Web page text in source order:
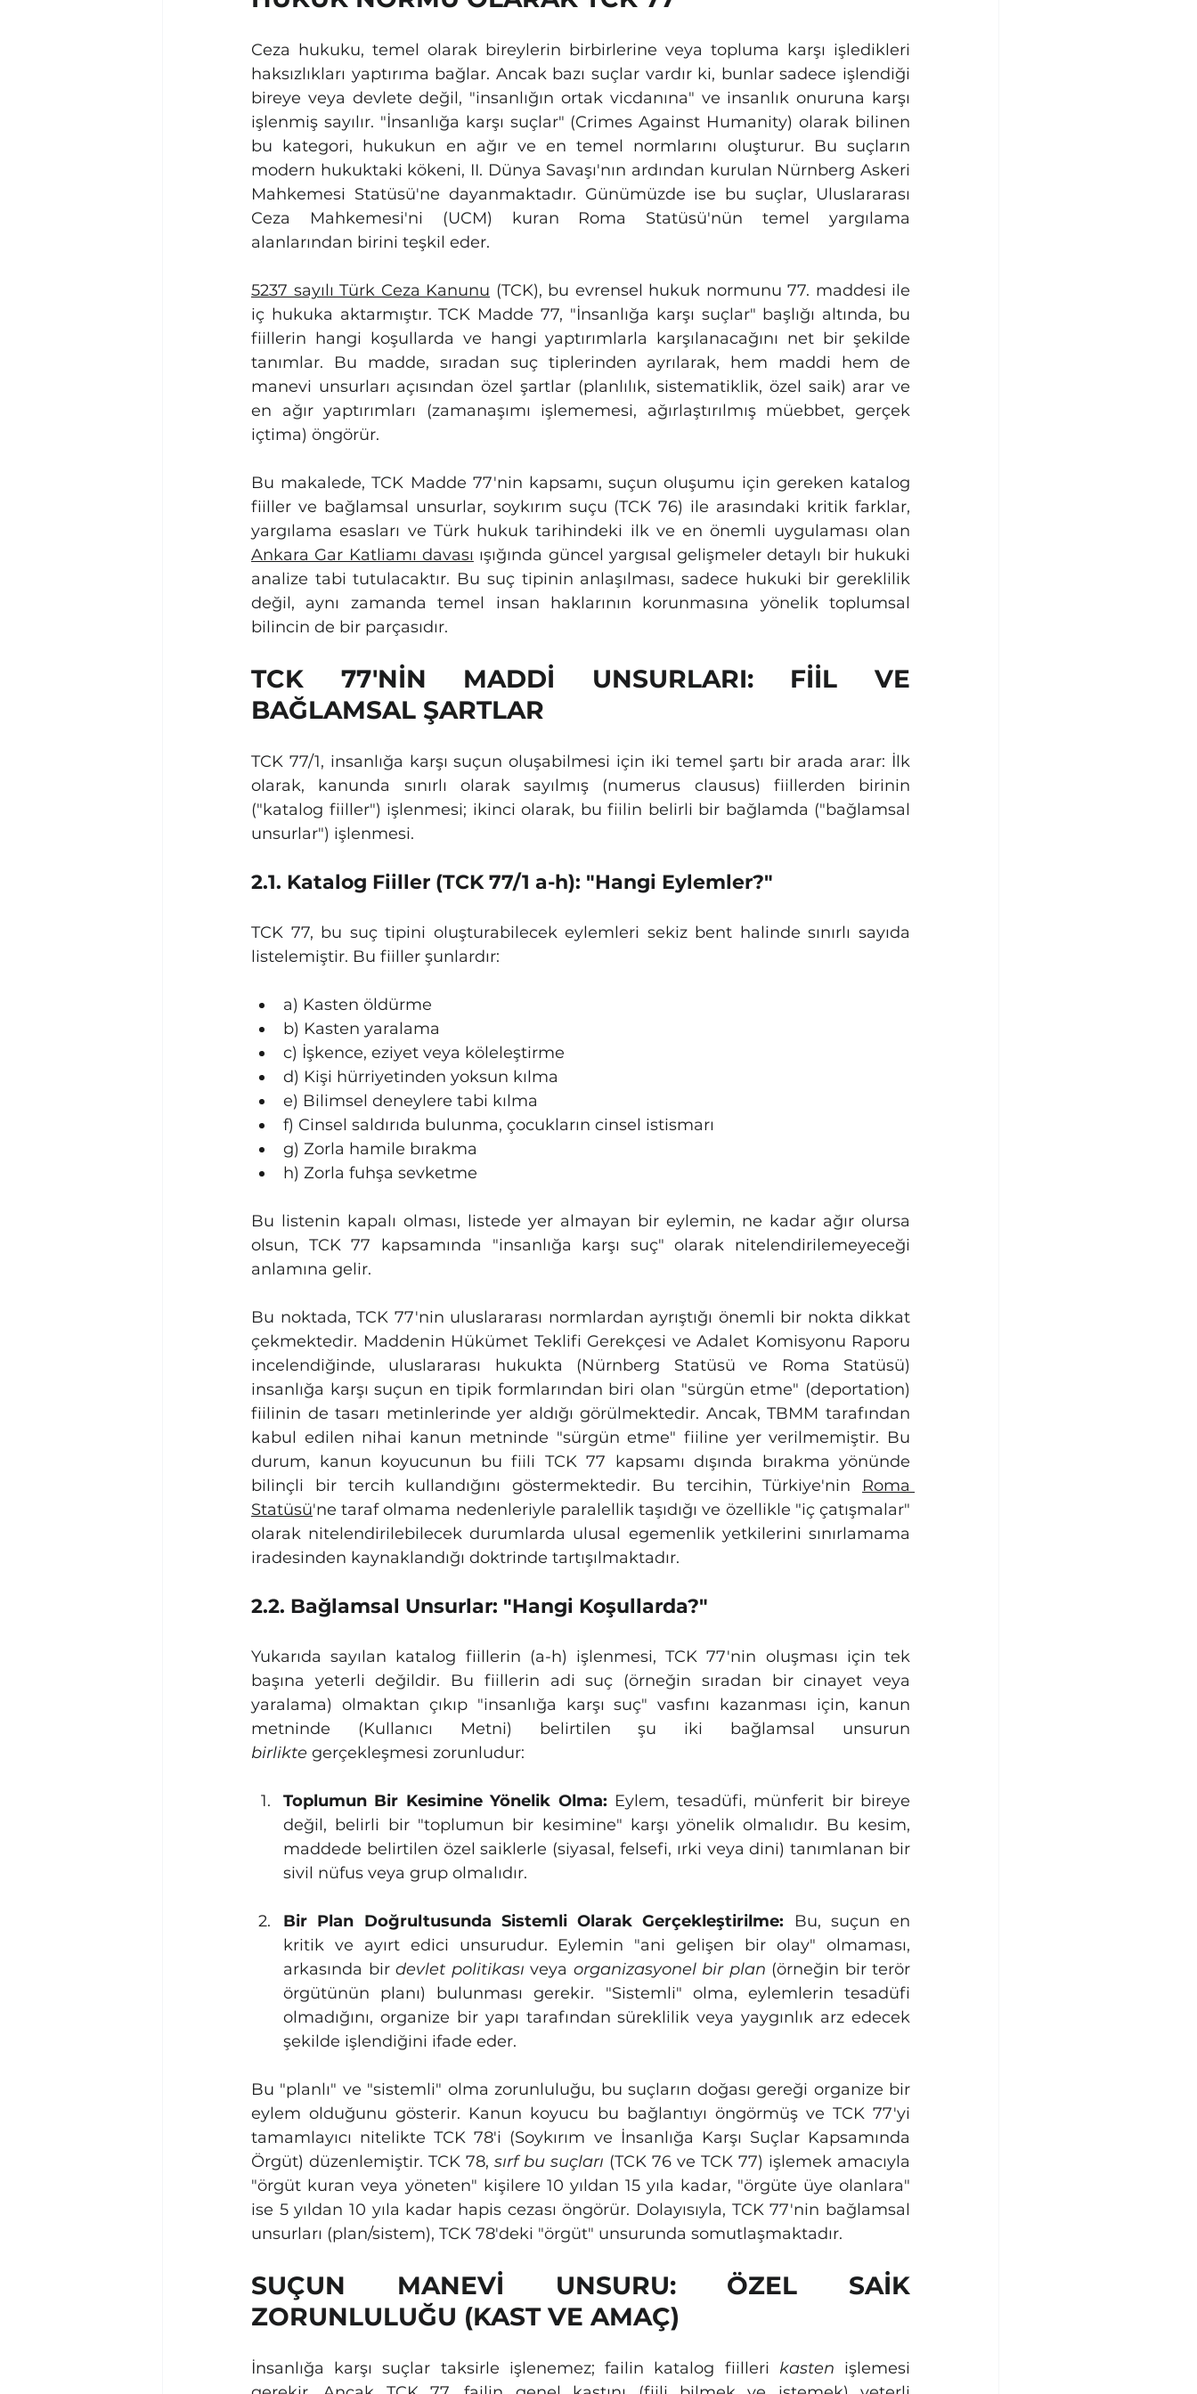
Ceza hukuku, temel olarak bireylerin birbirlerine veya topluma karşı işledikleri
haksızlıkları yaptırıma bağlar. Ancak bazı suçlar vardır ki, bunlar sadece işlendiği
bireye veya devlete değil, "insanlığın ortak vicdanına" ve insanlık onuruna karşı
işlenmiş sayılır. "İnsanlığa karşı suçlar" (Crimes Against Humanity) olarak bilinen
bu kategori, hukukun en ağır ve en temel normlarını oluşturur. Bu suçların
modern hukuktaki kökeni, II. Dünya Savaşı'nın ardından kurulan Nürnberg Askeri
Mahkemesi Statüsü'ne dayanmaktadır. Günümüzde ise bu suçlar, Uluslararası
Ceza Mahkemesi'ni (UCM) kuran Roma Statüsü'nün temel yargılama
alanlarından birini teşkil eder.
5237 sayılı Türk Ceza Kanunu (TCK), bu evrensel hukuk normunu 77. maddesi ile
iç hukuka aktarmıştır. TCK Madde 77, "İnsanlığa karşı suçlar" başlığı altında, bu
fiillerin hangi koşullarda ve hangi yaptırımlarla karşılanacağını net bir şekilde
tanımlar. Bu madde, sıradan suç tiplerinden ayrılarak, hem maddi hem de
manevi unsurları açısından özel şartlar (planlılık, sistematiklik, özel saik) arar ve
en ağır yaptırımları (zamanaşımı işlememesi, ağırlaştırılmış müebbet, gerçek
içtima) öngörür.
Bu makalede, TCK Madde 77'nin kapsamı, suçun oluşumu için gereken katalog
fiiller ve bağlamsal unsurlar, soykırım suçu (TCK 76) ile arasındaki kritik farklar,
Ankara Gar Katliamı davası ışığında güncel yargısal gelişmeler detaylı bir hukuki
analize tabi tutulacaktır. Bu suç tipinin anlaşılması, sadece hukuki bir gereklilik
değil, aynı zamanda temel insan haklarının korunmasına yönelik toplumsal
bilincin de bir parçasıdır.
TCK 77'NİN MADDİ UNSURLARI: FİİL VE
BAĞLAMSAL ŞARTLAR
TCK 77/1, insanlığa karşı suçun oluşabilmesi için iki temel şartı bir arada arar: İlk
olarak, kanunda sınırlı olarak sayılmış (numerus clausus) fiillerden birinin
("katalog fiiller") işlenmesi; ikinci olarak, bu fiilin belirli bir bağlamda ("bağlamsal
unsurlar") işlenmesi.
2.1. Katalog Fiiller (TCK 77/1 a-h): "Hangi Eylemler?"
TCK 77, bu suç tipini oluşturabilecek eylemleri sekiz bent halinde sınırlı sayıda
listelemiştir. Bu fiiller şunlardır:
a) Kasten öldürme
b) Kasten yaralama
c) İşkence, eziyet veya köleleştirme
d) Kişi hürriyetinden yoksun kılma
e) Bilimsel deneylere tabi kılma
f) Cinsel saldırıda bulunma, çocukların cinsel istismarı
g) Zorla hamile bırakma
h) Zorla fuhşa sevketme
Bu listenin kapalı olması, listede yer almayan bir eylemin, ne kadar ağır olursa
olsun, TCK 77 kapsamında "insanlığa karşı suç" olarak nitelendirilemeyeceği
anlamına gelir.
Bu noktada, TCK 77'nin uluslararası normlardan ayrıştığı önemli bir nokta dikkat
çekmektedir. Maddenin Hükümet Teklifi Gerekçesi ve Adalet Komisyonu Raporu
incelendiğinde, uluslararası hukukta (Nürnberg Statüsü ve Roma Statüsü)
insanlığa karşı suçun en tipik formlarından biri olan "sürgün etme" (deportation)
fiilinin de tasarı metinlerinde yer aldığı görülmektedir. Ancak, TBMM tarafından
kabul edilen nihai kanun metninde "sürgün etme" fiiline yer verilmemiştir. Bu
durum, kanun koyucunun bu fiili TCK 77 kapsamı dışında bırakma yönünde
bilinçli bir tercih kullandığını göstermektedir. Bu tercihin, Türkiye'nin Roma
Statüsü'ne taraf olmama nedenleriyle paralellik taşıdığı ve özellikle "iç çatışmalar"
olarak nitelendirilebilecek durumlarda ulusal egemenlik yetkilerini sınırlamama
iradesinden kaynaklandığı doktrinde tartışılmaktadır.
2.2. Bağlamsal Unsurlar: "Hangi Koşullarda?"
Yukarıda sayılan katalog fiillerin (a-h) işlenmesi, TCK 77'nin oluşması için tek
başına yeterli değildir. Bu fiillerin adi suç (örneğin sıradan bir cinayet veya
yaralama) olmaktan çıkıp "insanlığa karşı suç" vasfını kazanması için, kanun
birlikte gerçekleşmesi zorunludur:
Toplumun Bir Kesimine Yönelik Olma: Eylem, tesadüfi, münferit bir bireye
değil, belirli bir "toplumun bir kesimine" karşı yönelik olmalıdır. Bu kesim,
maddede belirtilen özel saiklerle (siyasal, felsefi, ırki veya dini) tanımlanan bir
sivil nüfus veya grup olmalıdır.
Bir Plan Doğrultusunda Sistemli Olarak Gerçekleştirilme: Bu, suçun en
kritik ve ayırt edici unsurudur. Eylemin "ani gelişen bir olay" olmaması,
arkasında bir devlet politikası veya organizasyonel bir plan (örneğin bir terör
örgütünün planı) bulunması gerekir. "Sistemli" olma, eylemlerin tesadüfi
olmadığını, organize bir yapı tarafından süreklilik veya yaygınlık arz edecek
şekilde işlendiğini ifade eder.
Bu "planlı" ve "sistemli" olma zorunluluğu, bu suçların doğası gereği organize bir
eylem olduğunu gösterir. Kanun koyucu bu bağlantıyı öngörmüş ve TCK 77'yi
tamamlayıcı nitelikte TCK 78'i (Soykırım ve İnsanlığa Karşı Suçlar Kapsamında
Örgüt) düzenlemiştir. TCK 78, sırf bu suçları (TCK 76 ve TCK 77) işlemek amacıyla
"örgüt kuran veya yöneten" kişilere 10 yıldan 15 yıla kadar, "örgüte üye olanlara"
ise 5 yıldan 10 yıla kadar hapis cezası öngörür. Dolayısıyla, TCK 77'nin bağlamsal
unsurları (plan/sistem), TCK 78'deki "örgüt" unsurunda somutlaşmaktadır.
SUÇUN MANEVİ UNSURU: ÖZEL SAİK
ZORUNLULUĞU (KAST VE AMAÇ)
İnsanlığa karşı suçlar taksirle işlenemez; failin katalog fiilleri kasten işlemesi